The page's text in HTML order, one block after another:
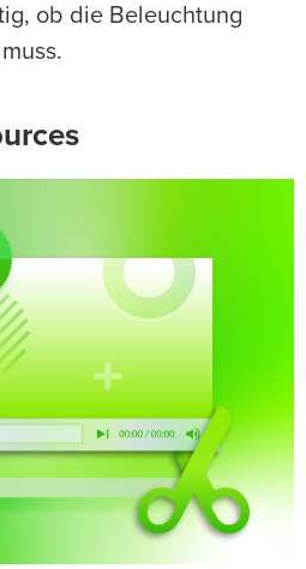
ob die Beleuchtung